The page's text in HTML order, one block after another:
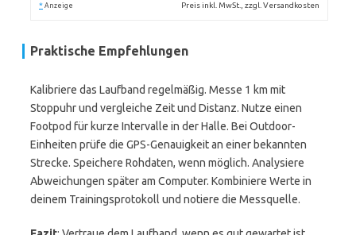
* Anzeige Preis inkl. MwSt., zzgl. Versandkosten
Praktische Empfehlungen
Kalibriere das Laufband regelmäßig. Messe 1 km mit
Stoppuhr und vergleiche Zeit und Distanz. Nutze einen
Footpod für kurze Intervalle in der Halle. Bei Outdoor-
Einheiten prüfe die GPS-Genauigkeit an einer bekannten
Strecke. Speichere Rohdaten, wenn möglich. Analysiere
Abweichungen später am Computer. Kombiniere Werte in
deinem Trainingsprotokoll und notiere die Messquelle.